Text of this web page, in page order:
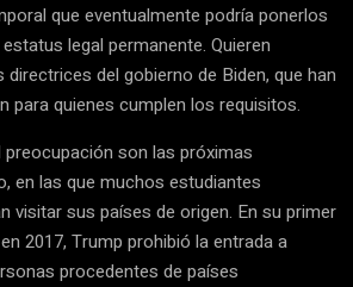
que eventualmente podría ponerlos
legal permanente. Quieren
del gobierno de Biden, que han
para quienes cumplen los requisitos.
son las próximas
en las que muchos estudiantes
visitar sus países de origen. En su primer
2017, Trump prohibió la entrada a
procedentes de países